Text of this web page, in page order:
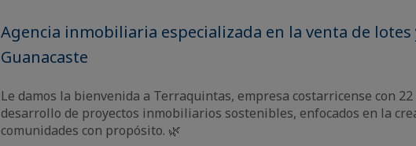
Agencia inmobiliaria especializada en la venta de
Guanacaste
Le damos la bienvenida a Terraquintas, empresa costarricense con
desarrollo de proyectos inmobiliarios sostenibles, enfocados en la
comunidades con propósito. 🌿